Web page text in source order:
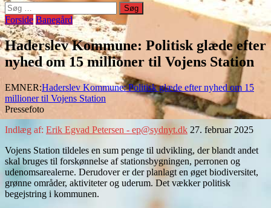
Søg
efter:
Forside Banegård
Haderslev Kommune: Politisk glæde efter
nyhed om 15 millioner til Vojens Station
EMNER:Haderslev Kommune: Politisk glæde efter nyhed om 15
millioner til Vojens Station
Pressefoto
Indlæg af: Erik Egvad Petersen - ep@sydnyt.dk 27. februar 2025
Vojens Station tildeles en sum penge til udvikling, der blandt andet
skal bruges til forskønnelse af stationsbygningen, perronen og
udenomsarealerne. Derudover er der planlagt en øget biodiversitet,
grønne områder, aktiviteter og uderum. Det vækker politisk
begejstring i kommunen.